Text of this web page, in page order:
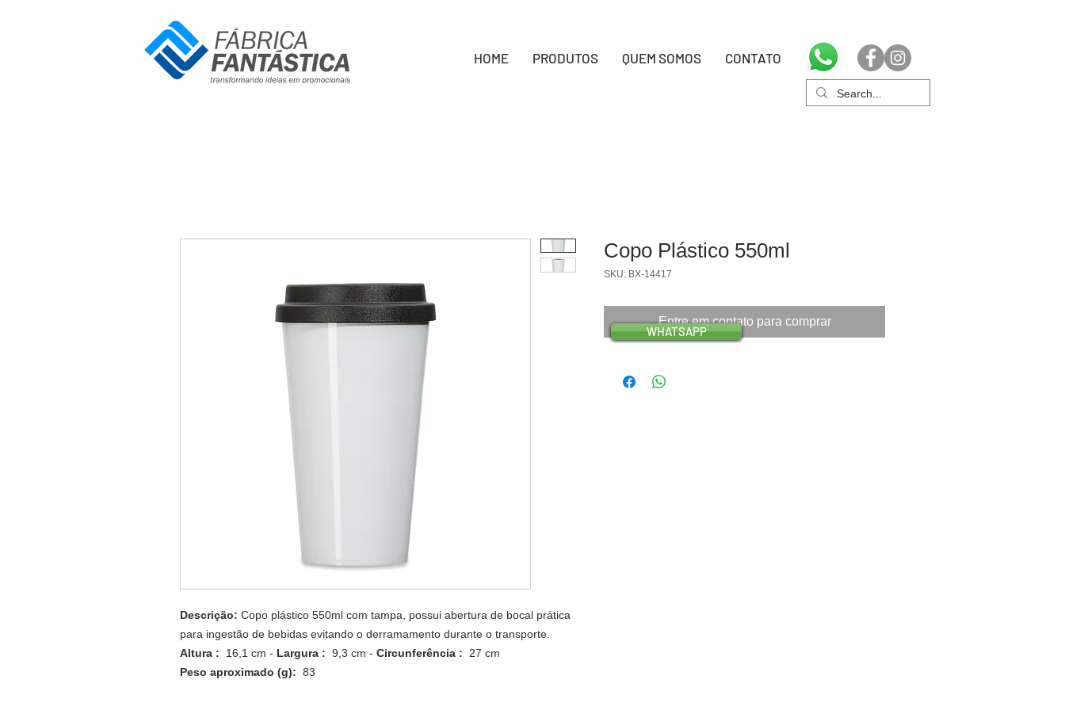
HOME PRODUTOS QUEM SOMOS CONTATO
Descrição: Copo plástico 550ml com tampa, possui abertura de bocal prática
para ingestão de bebidas evitando o derramamento durante o transporte.
Altura :
16,1 cm - Largura : 9,3 cm - Circunferência : 27 cm
Peso aproximado (g): 83
Copo Plástico 550ml
SKU: BX-14417
Entre em contato para comprar
WHATSAPP